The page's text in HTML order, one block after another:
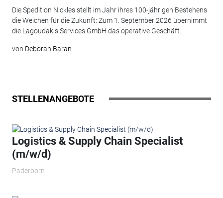
Die Spedition Nickles stellt im Jahr ihres 100-jährigen Bestehens
die Weichen für die Zukunft: Zum 1. September 2026 übernimmt
die Lagoudakis Services GmbH das operative Geschäft.
von Deborah Baran
STELLENANGEBOTE
Logistics & Supply Chain Specialist
(m/w/d)
Paderborn